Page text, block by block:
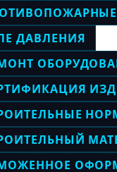
ДАВЛЕНИЯ